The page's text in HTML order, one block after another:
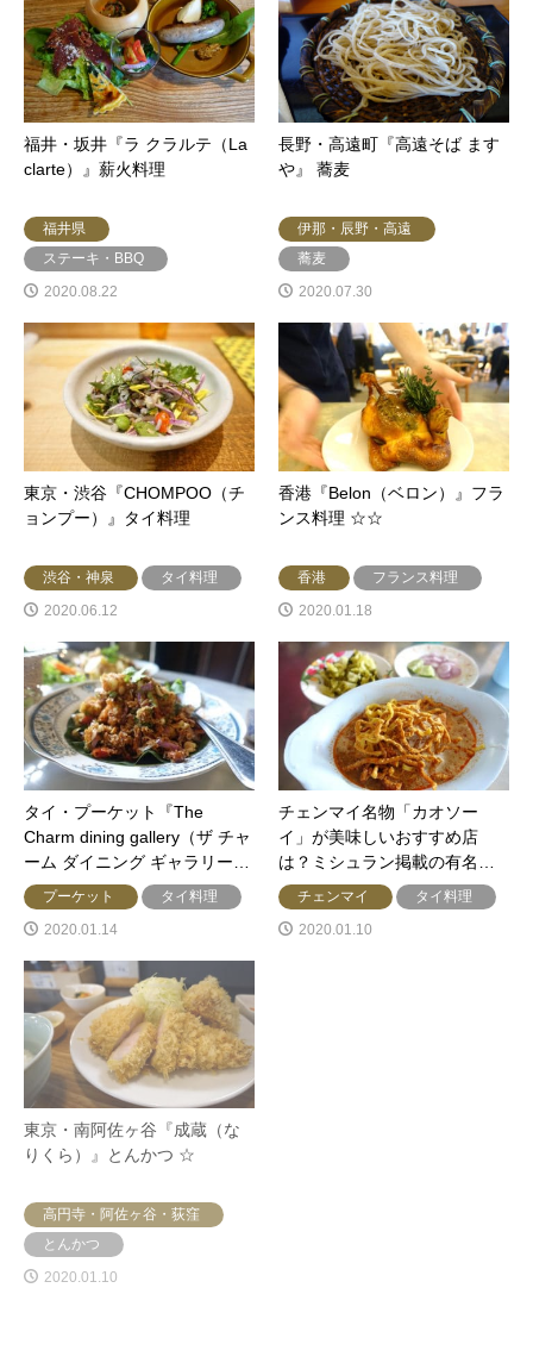
福井・坂井『ラ クラルテ（La
clarte）』薪火料理
福井県
ステーキ・BBQ
2020.08.22
長野・高遠町『高遠そば ます
や』 蕎麦
伊那・辰野・高遠
蕎麦
2020.07.30
東京・渋谷『CHOMPOO（チ
ョンプー）』タイ料理
渋谷・神泉
タイ料理
2020.06.12
香港『Belon（ベロン）』フラ
ンス料理 ☆☆
香港
フランス料理
2020.01.18
タイ・プーケット『The
Charm dining gallery（ザ チャ
ーム ダイニング ギャラリー…
プーケット
タイ料理
2020.01.14
チェンマイ名物「カオソー
イ」が美味しいおすすめ店
は？ミシュラン掲載の有名…
チェンマイ
タイ料理
2020.01.10
東京・南阿佐ヶ谷『成蔵（な
りくら）』とんかつ ☆
高円寺・阿佐ヶ谷・荻窪
とんかつ
2020.01.10